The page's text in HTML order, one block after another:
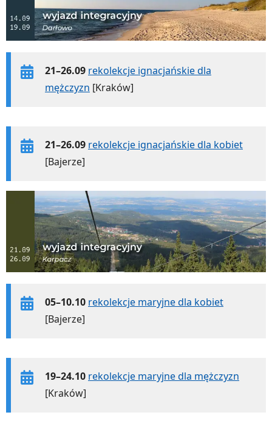
21–26.09 rekolekcje ignacjańskie dla
mężczyzn [Kraków]
21–26.09 rekolekcje ignacjańskie dla kobiet
[Bajerze]
05–10.10 rekolekcje maryjne dla kobiet
[Bajerze]
19–24.10 rekolekcje maryjne dla mężczyzn
[Kraków]